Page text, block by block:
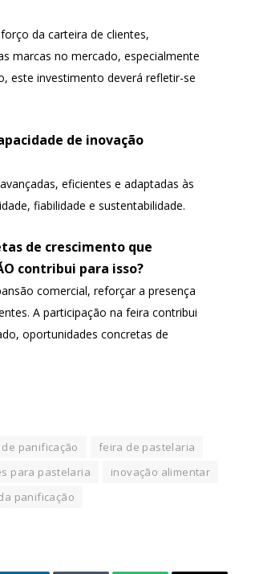
da carteira de clientes,
marcas no mercado, especialmente
este investimento deverá refletir-se
de inovação
eficientes e adaptadas às
fiabilidade e sustentabilidade.
de crescimento que
contribui para isso?
comercial, reforçar a presença
A participação na feira contribui
oportunidades concretas de
panificação
feira de pastelaria
para pastelaria
inovação alimentar
panificação